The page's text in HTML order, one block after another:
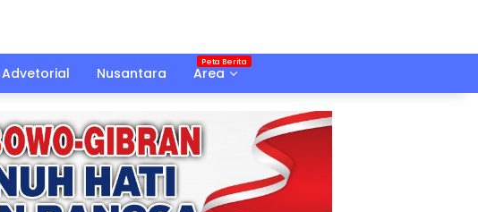
Advetorial Nusantara Area